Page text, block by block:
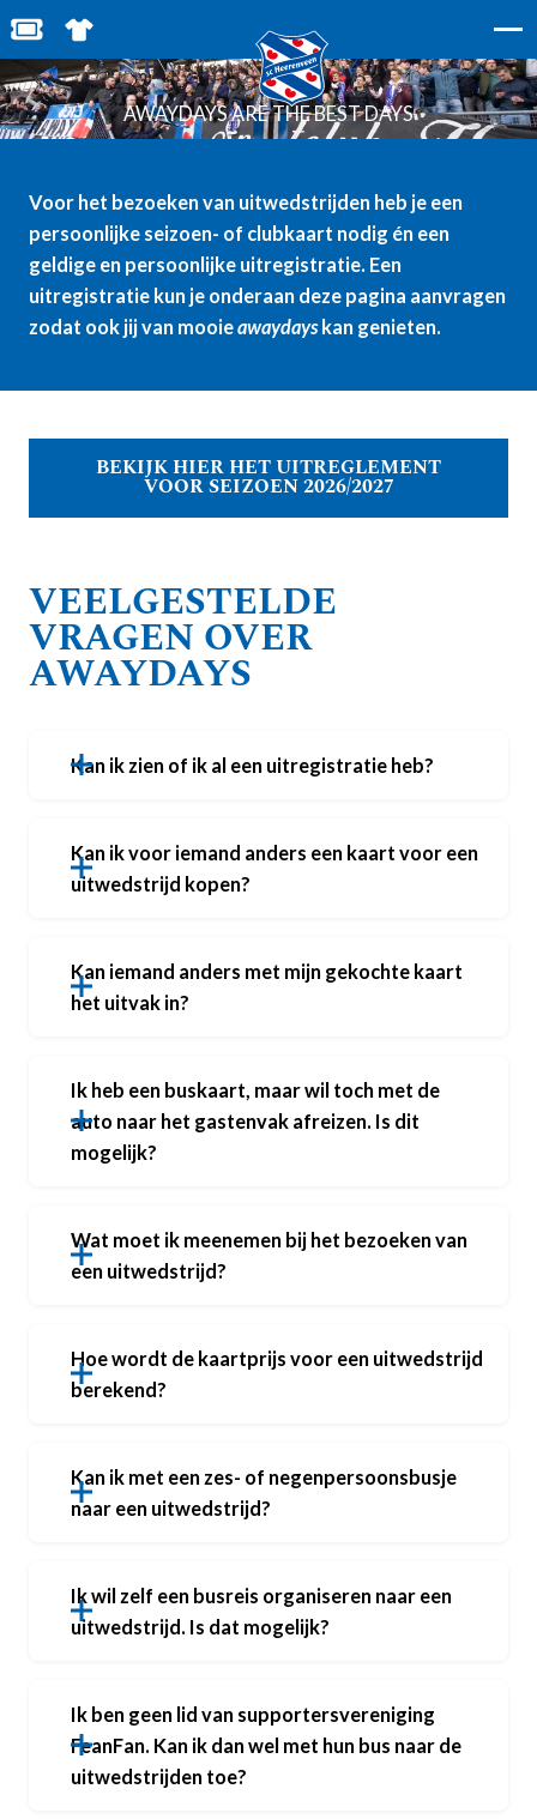
BESTEL JOUW TICKETS
SHOP IN DE FEANSTORE
UITWEDSTRIJDEN
AWAYDAYS ARE THE BEST DAYS
Voor het bezoeken van uitwedstrijden heb je een
persoonlijke seizoen- of clubkaart nodig én een
geldige en persoonlijke uitregistratie. Een
uitregistratie kun je onderaan deze pagina aanvragen
zodat ook jij van mooieawaydayskan genieten.
BEKIJK HIER HET UITREGLEMENT
VOOR SEIZOEN 2026/2027
VEELGESTELDE
VRAGEN OVER
AWAYDAYS
Kan ik zien of ik al een uitregistratie heb?
Kan ik voor iemand anders een kaart voor een
uitwedstrijd kopen?
Kan iemand anders met mijn gekochte kaart
het uitvak in?
Ik heb een buskaart, maar wil toch met de
auto naar het gastenvak afreizen. Is dit
mogelijk?
Wat moet ik meenemen bij het bezoeken van
een uitwedstrijd?
Hoe wordt de kaartprijs voor een uitwedstrijd
berekend?
Kan ik met een zes- of negenpersoonsbusje
naar een uitwedstrijd?
Ik wil zelf een busreis organiseren naar een
uitwedstrijd. Is dat mogelijk?
Ik ben geen lid van supportersvereniging
FeanFan. Kan ik dan wel met hun bus naar de
uitwedstrijden toe?